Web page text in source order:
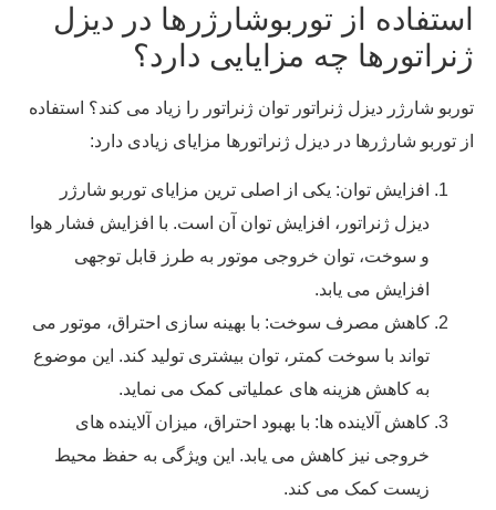
استفاده از توربوشارژرها در دیزل
ژنراتورها چه مزایایی دارد؟
توربو شارژر دیزل ژنراتور توان ژنراتور را زیاد می کند؟ استفاده
از توربو شارژرها در دیزل ژنراتورها مزایای زیادی دارد:
افزایش توان: یکی از اصلی ‌ترین مزایای توربو شارژر
دیزل ژنراتور، افزایش توان آن است. با افزایش فشار هوا
و سوخت، توان خروجی موتور به طرز قابل توجهی
افزایش می ‌یابد.
کاهش مصرف سوخت: با بهینه ‌سازی احتراق، موتور می
‌تواند با سوخت کمتر، توان بیشتری تولید کند. این موضوع
به کاهش هزینه ‌های عملیاتی کمک می نماید.
کاهش آلاینده ‌ها: با بهبود احتراق، میزان آلاینده‌ های
خروجی نیز کاهش می ‌یابد. این ویژگی به حفظ محیط
زیست کمک می‌ کند.